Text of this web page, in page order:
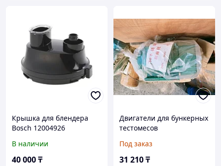
Крышка для блендера
Bosch 12004926
В наличии
40 000₸
Двигатели для бункерных
тестомесов
Под заказ
31 210₸